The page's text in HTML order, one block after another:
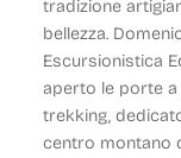
tradizione
bellezza.
Escursionistica
aperto le porte
trekking,
centro montano